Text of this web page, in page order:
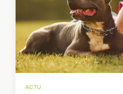
ACTU